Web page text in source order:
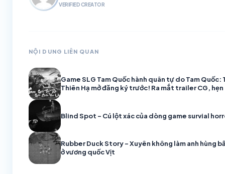
VERIFIED CREATOR
NỘI DUNG LIÊN QUAN
Game SLG Tam Quốc hành quân tự do Tam Quốc:
Thiên Hạ mở đăng ký trước! Ra mắt trailer CG,
Blind Spot – Cú lột xác của dòng game survial
Rubber Duck Story – Xuyên không làm anh hùng
ở vương quốc Vịt